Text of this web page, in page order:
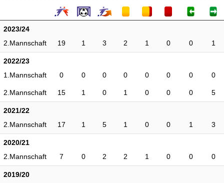
2023/24
2.Mannschaft
19 1 3 2 1 0 0 1
2022/23
1.Mannschaft
0 0 0 0 0 0 0 0
2.Mannschaft 15 1 0 1 0 0 0 5
2021/22
2.Mannschaft
17 1 5 1 0 0 1 3
2020/21
2.Mannschaft
7 0 2 2 1 0 0 0
2019/20